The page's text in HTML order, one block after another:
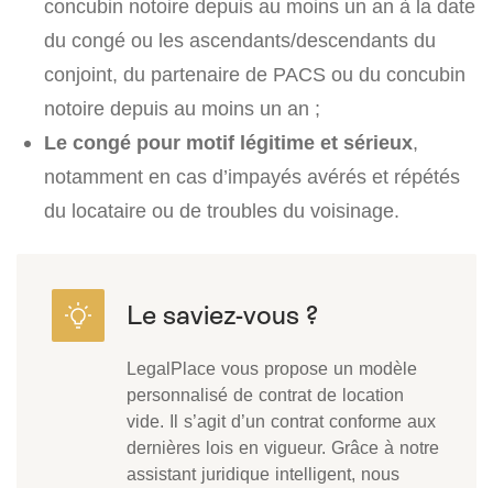
concubin notoire depuis au moins un an à la date
du congé ou les ascendants/descendants du
conjoint, du partenaire de PACS ou du concubin
notoire depuis au moins un an ;
Le congé pour motif légitime et sérieux,
notamment en cas d’impayés avérés et répétés
du locataire ou de troubles du voisinage.
LegalPlace vous propose un modèle
personnalisé de contrat de location
vide. Il s’agit d’un contrat conforme aux
dernières lois en vigueur. Grâce à notre
assistant juridique intelligent, nous